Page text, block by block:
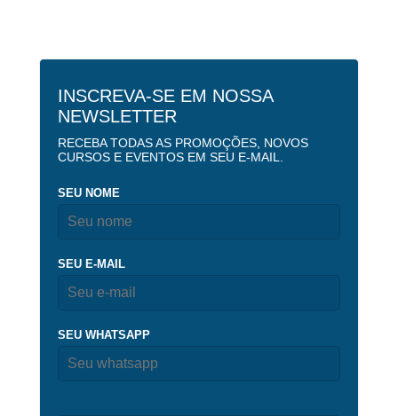
INSCREVA-SE EM NOSSA
NEWSLETTER
RECEBA TODAS AS PROMOÇÕES, NOVOS
CURSOS E EVENTOS EM SEU E-MAIL.
SEU NOME
SEU E-MAIL
SEU WHATSAPP